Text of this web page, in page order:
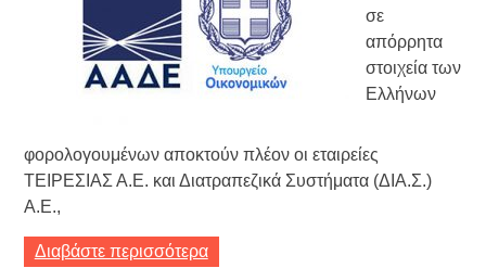
σε
απόρρητα
στοιχεία των
Ελλήνων
φορολογουμένων αποκτούν πλέον οι εταιρείες
ΤΕΙΡΕΣΙΑΣ Α.Ε. και Διατραπεζικά Συστήματα (ΔΙΑ.Σ.)
Α.Ε.,
Διαβάστε περισσότερα